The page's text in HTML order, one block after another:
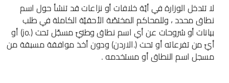
لا تتدخل الوزارة في أيّة خلافات أو نزاعات قد تنشأ حول اسم
نطاق محدد ، وللمحاكم المختصّة الأحقيّة الكاملة في طلب
بيانات أو شروحات عن أي اسم نطاق وطنيّ مسجّل تحت (.jo) أو
أيّ من تفرعاته أو تحت (.الاردن) ودون أخذ موافقة مسبقة من
مسجل اسم النطاق أو مستخدمه .